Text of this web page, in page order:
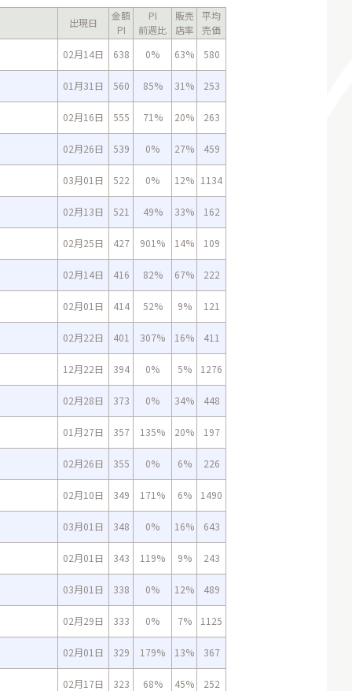
出現日
金額
PI
PI
前週比
販売
店率
平均
売価
02月14日
638 0% 63% 580
01月31日 560 85% 31% 253
02月16日 555 71% 20% 263
02月26日 539 0% 27% 459
03月01日 522 0% 12% 1134
02月13日 521 49% 33% 162
02月25日 427 901% 14% 109
02月14日 416 82% 67% 222
02月01日 414 52% 9% 121
02月22日 401 307% 16% 411
12月22日 394 0% 5% 1276
02月28日 373 0% 34% 448
01月27日 357 135% 20% 197
02月26日 355 0% 6% 226
02月10日 349 171% 6% 1490
03月01日 348 0% 16% 643
02月01日 343 119% 9% 243
03月01日 338 0% 12% 489
02月29日 333 0% 7% 1125
02月01日 329 179% 13% 367
02月17日 323 68% 45% 252